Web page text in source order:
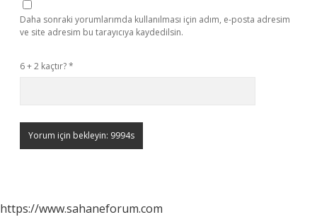
Daha sonraki yorumlarımda kullanılması için adım, e-posta adresim
ve site adresim bu tarayıcıya kaydedilsin.
6 + 2 kaçtır?*
https://www.sahaneforum.com